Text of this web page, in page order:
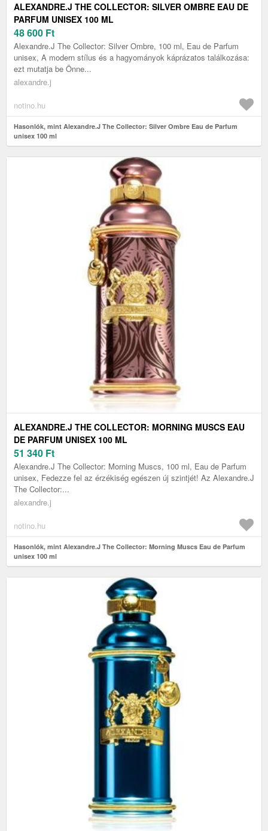
ALEXANDRE.J THE COLLECTOR: SILVER OMBRE EAU DE
PARFUM UNISEX 100 ML
48 600 Ft
Alexandre.J The Collector: Silver Ombre, 100 ml, Eau de Parfum
unisex, A modern stílus és a hagyományok káprázatos találkozása:
ezt mutatja be Önne...
alexandre.j
notino.hu
Hasonlók, mint Alexandre.J The Collector: Silver Ombre Eau de Parfum
unisex 100 ml
ALEXANDRE.J THE COLLECTOR: MORNING MUSCS EAU
DE PARFUM UNISEX 100 ML
51 340 Ft
Alexandre.J The Collector: Morning Muscs, 100 ml, Eau de Parfum
unisex, Fedezze fel az érzékiség egészen új szintjét! Az Alexandre.J
The Collector:...
alexandre.j
notino.hu
Hasonlók, mint Alexandre.J The Collector: Morning Muscs Eau de Parfum
unisex 100 ml